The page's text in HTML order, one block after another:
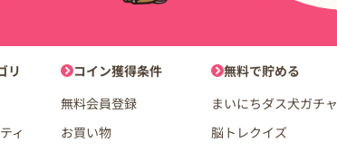
リ
ィ
コイン獲得条件
無料会員登録
お買い物
無料で貯める
まいにちダス犬ガチャ
脳トレクイズ